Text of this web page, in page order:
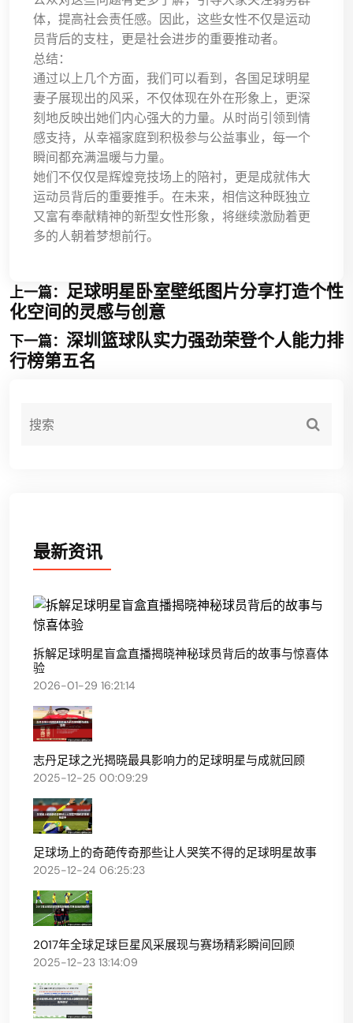
体，提高社会责任感。因此，这些女性不仅是运动
员背后的支柱，更是社会进步的重要推动者。
总结：
通过以上几个方面，我们可以看到，各国足球明星
妻子展现出的风采，不仅体现在外在形象上，更深
刻地反映出她们内心强大的力量。从时尚引领到情
感支持，从幸福家庭到积极参与公益事业，每一个
瞬间都充满温暖与力量。
她们不仅仅是辉煌竞技场上的陪衬，更是成就伟大
运动员背后的重要推手。在未来，相信这种既独立
又富有奉献精神的新型女性形象，将继续激励着更
多的人朝着梦想前行。
上一篇： 足球明星卧室壁纸图片分享打造个性
化空间的灵感与创意
下一篇： 深圳篮球队实力强劲荣登个人能力排
行榜第五名
最新资讯
拆解足球明星盲盒直播揭晓神秘球员背后的故事与惊喜体
验
2026-01-29 16:21:14
志丹足球之光揭晓最具影响力的足球明星与成就回顾
2025-12-25 00:09:29
足球场上的奇葩传奇那些让人哭笑不得的足球明星故事
2025-12-24 06:25:23
2017年全球足球巨星风采展现与赛场精彩瞬间回顾
2025-12-23 13:14:09